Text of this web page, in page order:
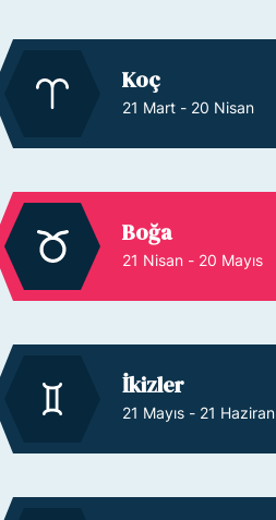
Koç
21 Mart - 20 Nisan
Boğa
21 Nisan - 20 Mayıs
İkizler
21 Mayıs - 21 Haziran